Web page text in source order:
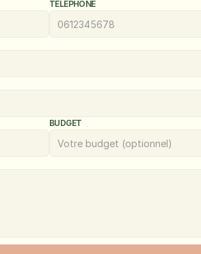
TÉLÉPHONE
BUDGET